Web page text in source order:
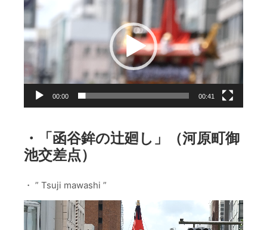
画
プ
レ
ヤ
ー
00:00 00:41
・「函谷鉾の辻廻し」（河原町御
池交差点）
・ ” Tsuji mawashi ”
動